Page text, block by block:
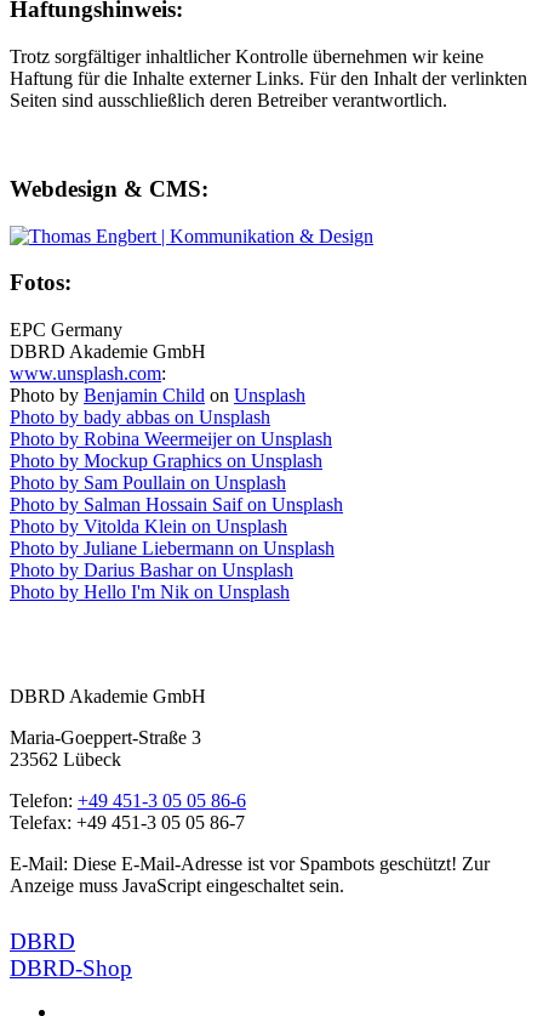
Haftungshinweis:
Trotz sorgfältiger inhaltlicher Kontrolle übernehmen wir keine
Haftung für die Inhalte externer Links. Für den Inhalt der verlinkten
Seiten sind ausschließlich deren Betreiber verantwortlich.
Webdesign & CMS:
Fotos:
EPC Germany
DBRD Akademie GmbH
www.unsplash.com:
Photo by Benjamin Child on Unsplash
Photo by bady abbas on Unsplash
Photo by Robina Weermeijeron Unsplash
Photo by Mockup Graphics on Unsplash
Photo by Sam Poullain on Unsplash
Photo by Salman Hossain Saifon Unsplash
Photo by Vitolda Klein on Unsplash
Photo by Juliane Liebermann on Unsplash
Photo by Darius Basharon Unsplash
Photo by Hello I'm Nik on Unsplash
DBRD Akademie GmbH
Maria-Goeppert-Straße 3
23562 Lübeck
Telefon: +49 451-3 05 05 86-6
Telefax: +49 451-3 05 05 86-7
E-Mail: Diese E-Mail-Adresse ist vor Spambots geschützt! Zur
Anzeige muss JavaScript eingeschaltet sein.
DBRD
DBRD-Shop